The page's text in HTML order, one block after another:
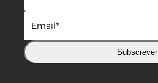
Subscrever